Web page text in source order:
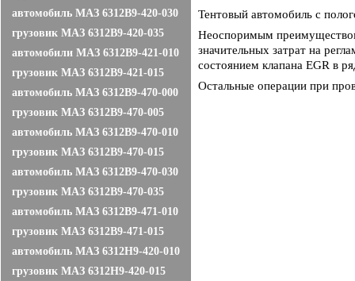
автомобиль МАЗ 6312B9-420-030
грузовик МАЗ 6312B9-420-035
автомобили МАЗ 6312B9-421-010
грузовик МАЗ 6312B9-421-015
автомобиль МАЗ 6312B9-470-000
грузовик МАЗ 6312B9-470-005
автомобиль МАЗ 6312B9-470-010
грузовик МАЗ 6312B9-470-015
автомобиль МАЗ 6312B9-470-030
грузовик МАЗ 6312B9-470-035
автомобиль МАЗ 6312B9-471-010
грузовик МАЗ 6312B9-471-015
автомобиль МАЗ 6312Н9-420-010
грузовик МАЗ 6312H9-420-015
Тентовый автомобиль с
Неоспоримым преимуществом
значительных затрат на
состоянием клапана EGR в
Остальные операции при